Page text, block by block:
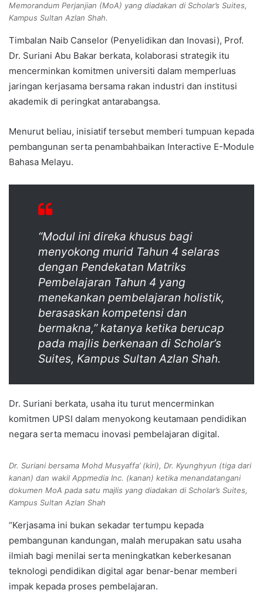
Memorandum Perjanjian (MoA) yang diadakan di Scholar’s Suites,
Kampus Sultan Azlan Shah.
Timbalan Naib Canselor (Penyelidikan dan Inovasi), Prof.
Dr. Suriani Abu Bakar berkata, kolaborasi strategik itu
mencerminkan komitmen universiti dalam memperluas
jaringan kerjasama bersama rakan industri dan institusi
akademik di peringkat antarabangsa.
Menurut beliau, inisiatif tersebut memberi tumpuan kepada
pembangunan serta penambahbaikan Interactive E-Module
Bahasa Melayu.
“Modul ini direka khusus bagi
menyokong murid Tahun 4 selaras
dengan Pendekatan Matriks
Pembelajaran Tahun 4 yang
menekankan pembelajaran holistik,
berasaskan kompetensi dan
bermakna,” katanya ketika berucap
pada majlis berkenaan di Scholar’s
Suites, Kampus Sultan Azlan Shah.
Dr. Suriani berkata, usaha itu turut mencerminkan
komitmen UPSI dalam menyokong keutamaan pendidikan
negara serta memacu inovasi pembelajaran digital.
Dr. Suriani bersama Mohd Musyaffa’ (kiri), Dr. Kyunghyun (tiga dari
kanan) dan wakil Appmedia Inc. (kanan) ketika menandatangani
dokumen MoA pada satu majlis yang diadakan di Scholar’s Suites,
Kampus Sultan Azlan Shah
“Kerjasama ini bukan sekadar tertumpu kepada
pembangunan kandungan, malah merupakan satu usaha
ilmiah bagi menilai serta meningkatkan keberkesanan
teknologi pendidikan digital agar benar-benar memberi
impak kepada proses pembelajaran.